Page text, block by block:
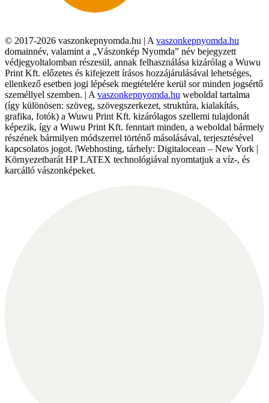
© 2017-2026 vaszonkepnyomda.hu | A vaszonkepnyomda.hu
domainnév, valamint a „Vászonkép Nyomda” név bejegyzett
védjegyoltalomban részesül, annak felhasználása kizárólag a Wuwu
Print Kft. előzetes és kifejezett írásos hozzájárulásával lehetséges,
ellenkező esetben jogi lépések megtételére kerül sor minden jogsértő
személlyel szemben. | A vaszonkepnyomda.hu weboldal tartalma
(így különösen: szöveg, szövegszerkezet, struktúra, kialakítás,
grafika, fotók) a Wuwu Print Kft. kizárólagos szellemi tulajdonát
képezik, így a Wuwu Print Kft. fenntart minden, a weboldal bármely
részének bármilyen módszerrel történő másolásával, terjesztésével
kapcsolatos jogot. |Webhosting, tárhely: Digitalocean – New York |
Környezetbarát HP LATEX technológiával nyomtatjuk a víz-, és
karcálló vászonképeket.